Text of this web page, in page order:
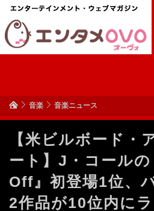
音楽 音楽ニュース
【米ビルボード・
ート】J・コール
Off』初登場1位、
2作品が10位内に